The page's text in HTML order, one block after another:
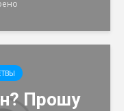
Прошу